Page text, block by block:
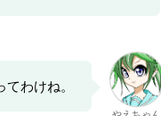
わけね。